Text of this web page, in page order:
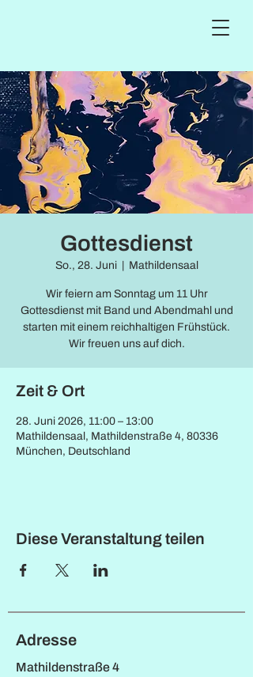
Gottesdienst
So., 28. Juni
  |
Mathildensaal
Wir feiern am Sonntag um 11 Uhr
Gottesdienst mit Band und Abendmahl und
starten mit einem reichhaltigen Frühstück.
Wir freuen uns auf dich.
Zeit & Ort
28. Juni 2026, 11:00 – 13:00
Mathildensaal, Mathildenstraße 4, 80336
München, Deutschland
Diese Veranstaltung teilen
Adresse
Mathildenstraße 4